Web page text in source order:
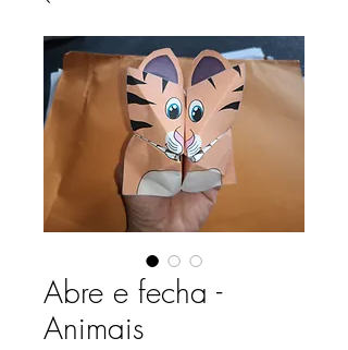
Abre e fecha -
Animais